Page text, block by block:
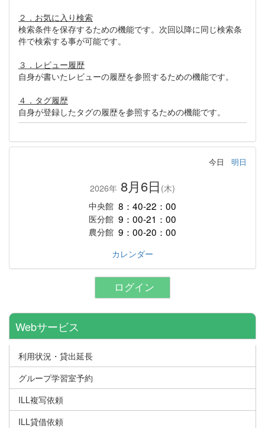
２．お気に入り検索
検索条件を保存するための機能です。次回以降に同じ検索条
件で検索する事が可能です。
３．レビュー履歴
自身が書いたレビューの履歴を参照するための機能です。
４．タグ履歴
自身が登録したタグの履歴を参照するための機能です。
今日 明日
2026年 8月6日 (木)
中央館 8：40-22：00
医分館 9：00-21：00
農分館 9：00-20：00
カレンダー
ログイン
Webサービス
利用状況・貸出延長
グループ学習室予約
ILL複写依頼
ILL貸借依頼